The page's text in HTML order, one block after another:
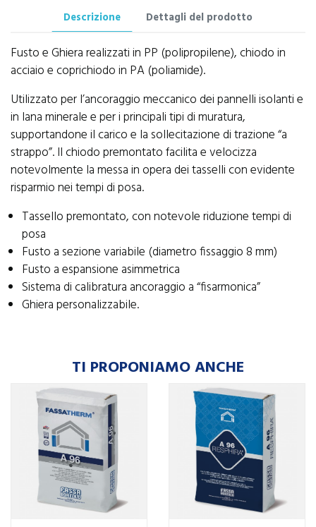
Descrizione Dettagli del prodotto
Fusto e Ghiera realizzati in PP (polipropilene), chiodo in
acciaio e coprichiodo in PA (poliamide).
Utilizzato per l’ancoraggio meccanico dei pannelli isolanti e
in lana minerale e per i principali tipi di muratura,
supportandone il carico e la sollecitazione di trazione “a
strappo”. Il chiodo premontato facilita e velocizza
notevolmente la messa in opera dei tasselli con evidente
risparmio nei tempi di posa.
Tassello premontato, con notevole riduzione tempi di
posa
Fusto a sezione variabile (diametro fissaggio 8 mm)
Fusto a espansione asimmetrica
Sistema di calibratura ancoraggio a “fisarmonica”
Ghiera personalizzabile.
TI PROPONIAMO ANCHE